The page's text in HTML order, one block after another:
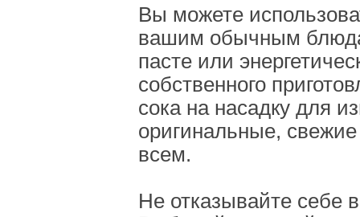
Вы можете
вашим обычным
пасте или
собственного
сока на насадку для
оригинальные,
всем.
Не отказывайте себе